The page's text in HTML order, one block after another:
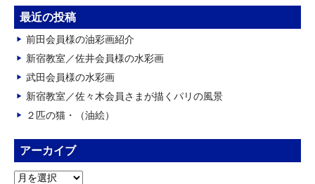
最近の投稿
前田会員様の油彩画紹介
新宿教室／佐井会員様の水彩画
武田会員様の水彩画
新宿教室／佐々木会員さまが描くパリの風景
２匹の猫・（油絵）
アーカイブ
ア